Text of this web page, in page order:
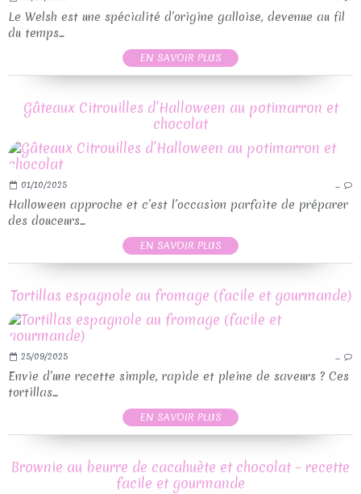
Le Welsh est une spécialité d’origine galloise, devenue au fil
du temps...
EN SAVOIR PLUS
Gâteaux Citrouilles d’Halloween au potimarron et
chocolat
01/10/2025 …
Halloween approche et c’est l’occasion parfaite de préparer
des douceurs...
EN SAVOIR PLUS
Tortillas espagnole au fromage (facile et gourmande)
25/09/2025 …
Envie d’une recette simple, rapide et pleine de saveurs ? Ces
tortillas...
EN SAVOIR PLUS
Brownie au beurre de cacahuète et chocolat – recette
facile et gourmande